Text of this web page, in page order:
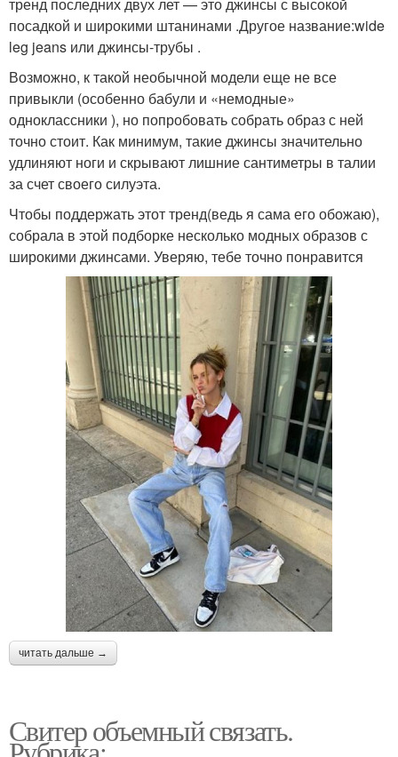
посадкой и широкими штанинами .Другое название:wide
leg jeans или джинсы-трубы .
Возможно, к такой необычной модели еще не все
привыкли (особенно бабули и «немодные»
одноклассники ), но попробовать собрать образ с ней
точно стоит. Как минимум, такие джинсы значительно
удлиняют ноги и скрывают лишние сантиметры в талии
за счет своего силуэта.
Чтобы поддержать этот тренд(ведь я сама его обожаю),
собрала в этой подборке несколько модных образов с
широкими джинсами. Уверяю, тебе точно понравится
читать дальше →
Свитер объемный связать.